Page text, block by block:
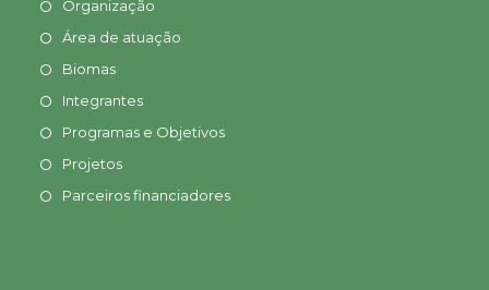
Organização
Área de atuação
Biomas
Integrantes
Programas e Objetivos
Projetos
Parceiros financiadores